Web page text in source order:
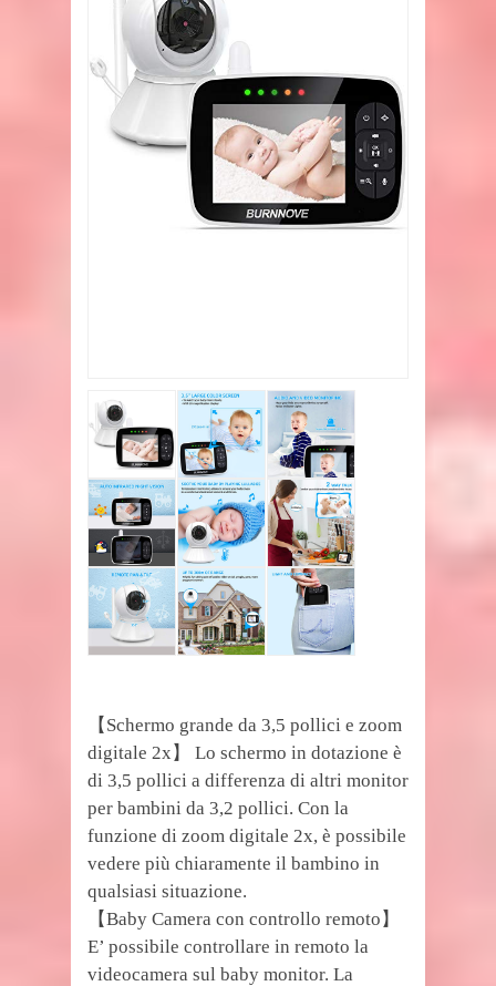
【Schermo grande da 3,5 pollici e zoom
digitale 2x】 Lo schermo in dotazione è
di 3,5 pollici a differenza di altri monitor
per bambini da 3,2 pollici. Con la
funzione di zoom digitale 2x, è possibile
vedere più chiaramente il bambino in
qualsiasi situazione.
【Baby Camera con controllo remoto】
E’ possibile controllare in remoto la
videocamera sul baby monitor. La